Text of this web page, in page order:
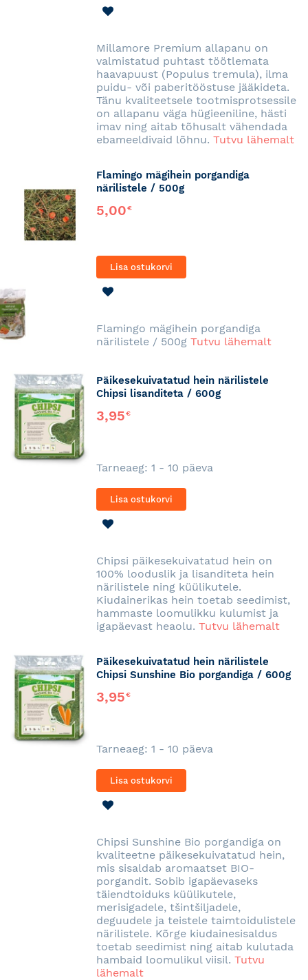
Millamore Premium allapanu on
valmistatud puhtast töötlemata
haavapuust (Populus tremula), ilma
puidu- või paberitööstuse jääkideta.
Tänu kvaliteetsele tootmisprotsessile
on allapanu väga hügieeniline, hästi
imav ning aitab tõhusalt vähendada
ebameeldivaid lõhnu. Tutvu lähemalt
Flamingo mägihein porgandiga
närilistele / 500g
5,00€
Lisa ostukorvi
Flamingo mägihein porgandiga
närilistele / 500g Tutvu lähemalt
Päikesekuivatatud hein närilistele
Chipsi lisanditeta / 600g
3,95€
Tarneaeg: 1 - 10 päeva
Lisa ostukorvi
Chipsi päikesekuivatatud hein on
100% looduslik ja lisanditeta hein
närilistele ning küülikutele.
Kiudainerikas hein toetab seedimist,
hammaste loomulikku kulumist ja
igapäevast heaolu. Tutvu lähemalt
Päikesekuivatatud hein närilistele
Chipsi Sunshine Bio porgandiga / 600g
3,95€
Tarneaeg: 1 - 10 päeva
Lisa ostukorvi
Chipsi Sunshine Bio porgandiga on
kvaliteetne päikesekuivatatud hein,
mis sisaldab aromaatset BIO-
porgandit. Sobib igapäevaseks
täiendtoiduks küülikutele,
merisigadele, tšintšiljadele,
deguudele ja teistele taimtoidulistele
närilistele. Kõrge kiudainesisaldus
toetab seedimist ning aitab kulutada
hambaid loomulikul viisil. Tutvu
lähemalt